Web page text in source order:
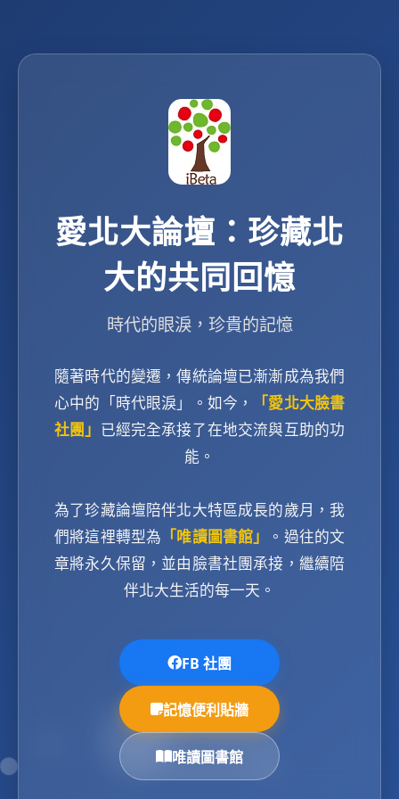
愛北大論壇：珍藏北
大的共同回憶
時代的眼淚，珍貴的記憶
隨著時代的變遷，傳統論壇已漸漸成為我們
心中的「時代眼淚」。如今，
「愛北大臉書
社團」 已經完全承接了在地交流與互助的功
能。
為了珍藏論壇陪伴北大特區成長的歲月，我
們將這裡轉型為 「唯讀圖書館」
。過往的文
章將永久保留，並由臉書社團承接，繼續陪
伴北大生活的每一天。
FB 社團
記憶便利貼牆
唯讀圖書館